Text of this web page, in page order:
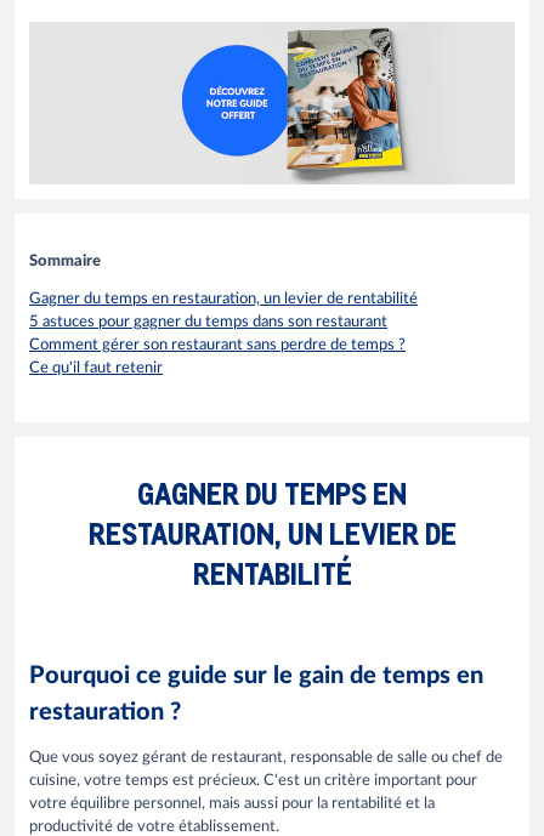
Sommaire
Gagner du temps en restauration, un levier de rentabilité
5 astuces pour gagner du temps dans son restaurant
Comment gérer son restaurant sans perdre de temps ?
Ce qu'il faut retenir
GAGNER DU TEMPS EN
RESTAURATION, UN LEVIER DE
RENTABILITÉ
Pourquoi ce guide sur le gain de temps en
restauration ?
Que vous soyez gérant de restaurant, responsable de salle ou chef de
cuisine, votre temps est précieux. C'est un critère important pour
votre équilibre personnel, mais aussi pour la rentabilité et la
productivité de votre établissement.